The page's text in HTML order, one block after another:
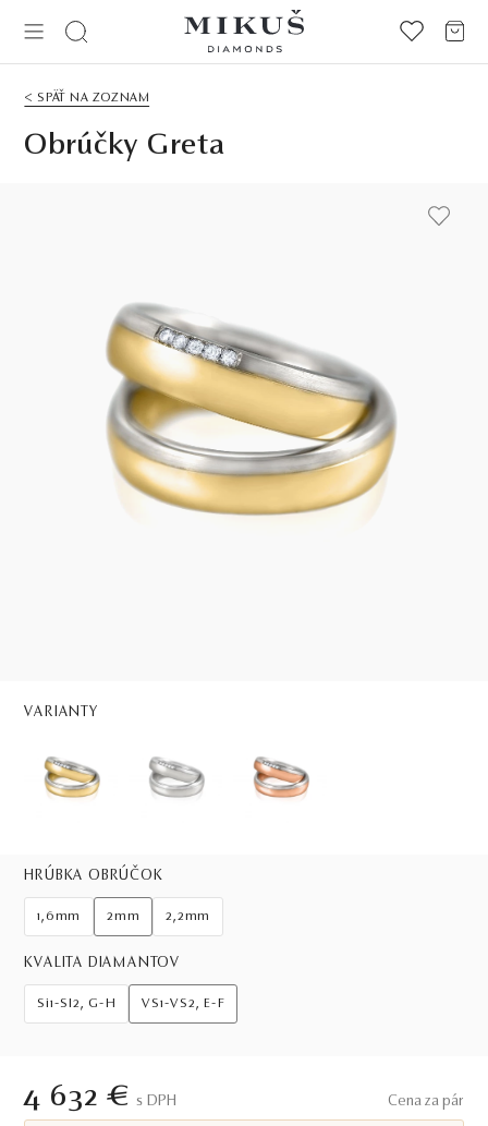
< SPÄŤ NA ZOZNAM
Obrúčky Greta
VARIANTY
HRÚBKA OBRÚČOK
1,6mm 2mm 2,2mm
KVALITA DIAMANTOV
Si1-SI2, G-H VS1-VS2, E-F
4 632 € S DPH Cena za pár